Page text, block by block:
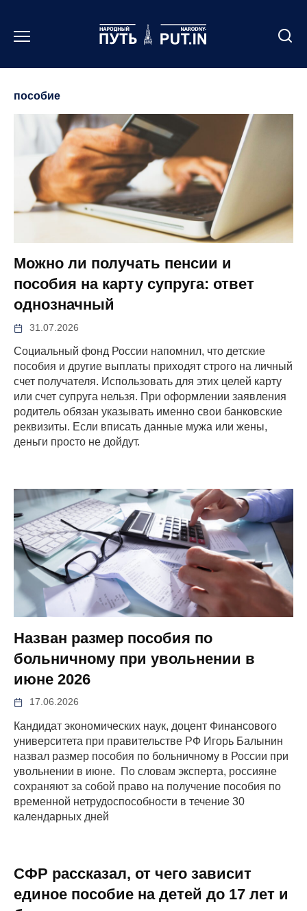
содержанию
пособие
Можно ли получать пенсии и
пособия на карту супруга: ответ
однозначный
31.07.2026
Социальный фонд России напомнил, что детские
пособия и другие выплаты приходят строго на личный
счет получателя. Использовать для этих целей карту
или счет супруга нельзя. При оформлении заявления
родитель обязан указывать именно свои банковские
реквизиты. Если вписать данные мужа или жены,
деньги просто не дойдут.
Назван размер пособия по
больничному при увольнении в
июне 2026
17.06.2026
Кандидат экономических наук, доцент Финансового
университета при правительстве РФ Игорь Балынин
назвал размер пособия по больничному в России при
увольнении в июне. По словам эксперта, россияне
сохраняют за собой право на получение пособия по
временной нетрудоспособности в течение 30
календарных дней
СФР рассказал, от чего зависит
единое пособие на детей до 17 лет и